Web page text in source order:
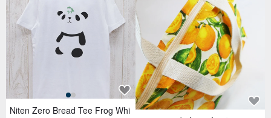
Niten Zero Bread Tee Frog Whi